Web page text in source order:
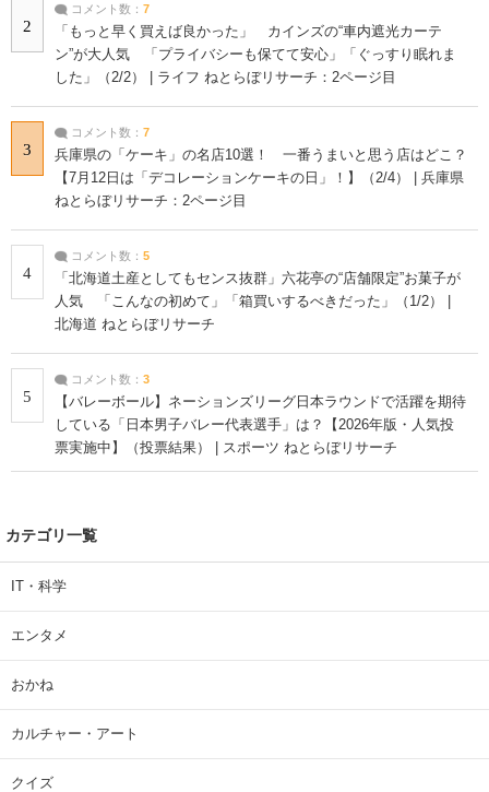
2
コメント数： 7
「もっと早く買えば良かった」 カインズの“車内遮光カーテ
ン”が大人気 「プライバシーも保てて安心」「ぐっすり眠れま
した」（2/2） | ライフ ねとらぼリサーチ：2ページ目
3
コメント数： 7
兵庫県の「ケーキ」の名店10選！ 一番うまいと思う店はどこ？
【7月12日は「デコレーションケーキの日」！】（2/4） | 兵庫県
ねとらぼリサーチ：2ページ目
4
コメント数： 5
「北海道土産としてもセンス抜群」六花亭の“店舗限定”お菓子が
人気 「こんなの初めて」「箱買いするべきだった」（1/2） |
北海道 ねとらぼリサーチ
5
コメント数： 3
【バレーボール】ネーションズリーグ日本ラウンドで活躍を期待
している「日本男子バレー代表選手」は？【2026年版・人気投
票実施中】（投票結果） | スポーツ ねとらぼリサーチ
カテゴリ一覧
IT・科学
エンタメ
おかね
カルチャー・アート
クイズ